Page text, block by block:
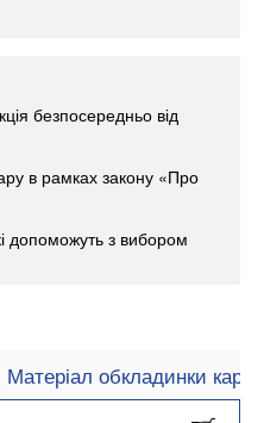
безпосередньо від
в рамках закону «Про
допоможуть з вибором
Матеріал обкладинки